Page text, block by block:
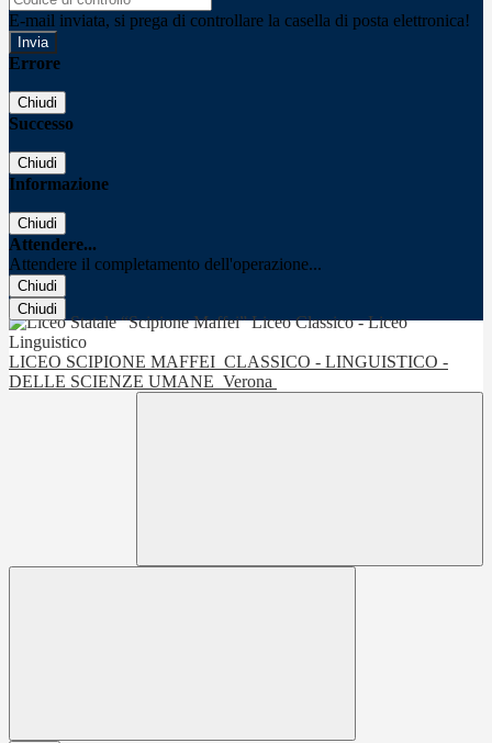
E-mail inviata, si prega di controllare la casella di posta elettronica!
Errore
Chiudi
Successo
Chiudi
Informazione
Chiudi
Attendere...
Attendere il completamento dell'operazione...
Chiudi
Chiudi
LICEO SCIPIONE MAFFEI CLASSICO - LINGUISTICO -
DELLE SCIENZE UMANE Verona